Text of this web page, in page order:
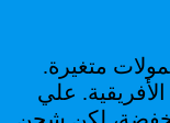
متغيرة.
علي